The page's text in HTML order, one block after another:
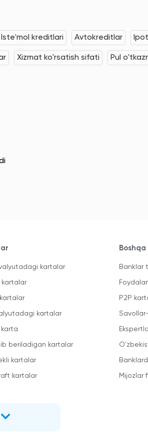
Iste'mol kreditlari Avtokreditlar
Xizmat ko'rsatish sifati Pul
kartalar
kartalar
beriladigan kartalar
kartalar
kartalar
Banklar
P2P
Mijozlar